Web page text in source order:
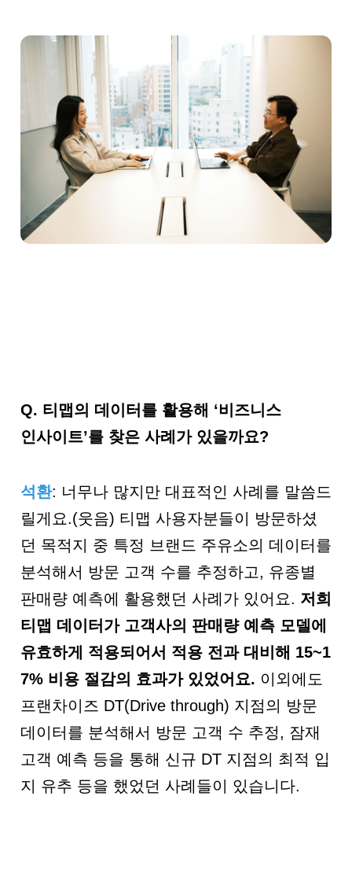
Q. 티맵의 데이터를 활용해 ‘비즈니스
인사이트’를 찾은 사례가 있을까요?
석환: 너무나 많지만 대표적인 사례를 말씀드
릴게요.(웃음) 티맵 사용자분들이 방문하셨
던 목적지 중 특정 브랜드 주유소의 데이터를
분석해서 방문 고객 수를 추정하고, 유종별
판매량 예측에 활용했던 사례가 있어요. 저희
티맵 데이터가 고객사의 판매량 예측 모델에
유효하게 적용되어서 적용 전과 대비해 15~1
7% 비용 절감의 효과가 있었어요. 이외에도
프랜차이즈 DT(Drive through) 지점의 방문
데이터를 분석해서 방문 고객 수 추정, 잠재
고객 예측 등을 통해 신규 DT 지점의 최적 입
지 유추 등을 했었던 사례들이 있습니다.